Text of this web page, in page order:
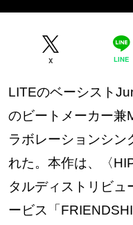
X LINE
LITEのベーシスト
のビートメーカー兼
ラボレーションシン
れた。本作は、〈
タルディストリビュ
ービス「